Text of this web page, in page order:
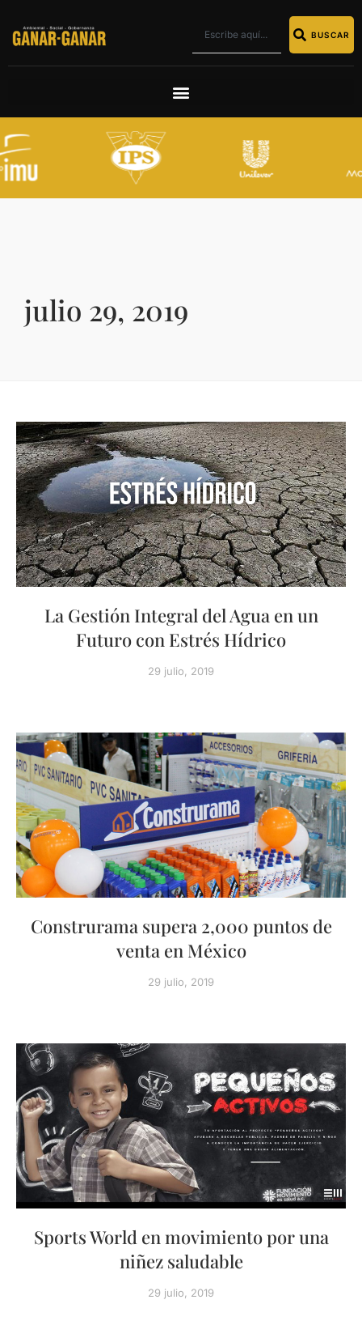
BUSCAR
julio 29, 2019
La Gestión Integral del Agua en un
Futuro con Estrés Hídrico
29 julio, 2019
Construrama supera 2,000 puntos de
venta en México
29 julio, 2019
Sports World en movimiento por una
niñez saludable
29 julio, 2019